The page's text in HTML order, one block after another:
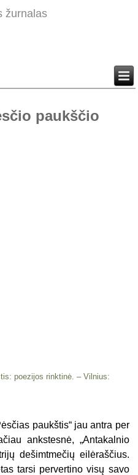
žurnalas
paukščio
poezijos rinktinė. – Vilnius:
paukštis“ jau antra per
ankstesnė, „Antakalnio
dešimtmečių eilėraščius.
tarsi pervertino visų savo